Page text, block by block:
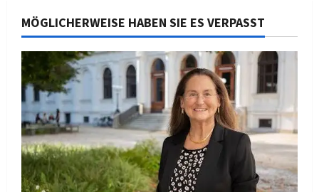
MÖGLICHERWEISE HABEN SIE ES VERPASST